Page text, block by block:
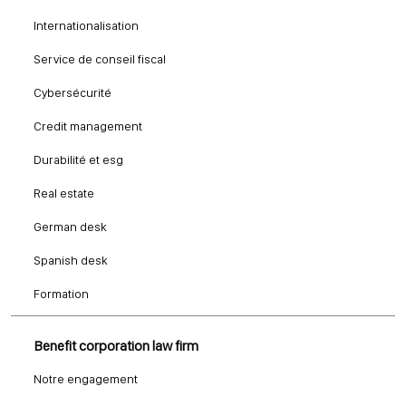
Internationalisation
Service de conseil fiscal
Cybersécurité
Credit management
Durabilité et esg
Real estate
German desk
Spanish desk
Formation
Benefit corporation law firm
Notre engagement